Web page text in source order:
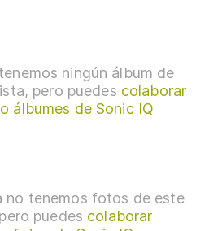
ningún álbum de
pero puedes colaborar
álbumes de Sonic IQ
no tenemos fotos de este
puedes colaborar